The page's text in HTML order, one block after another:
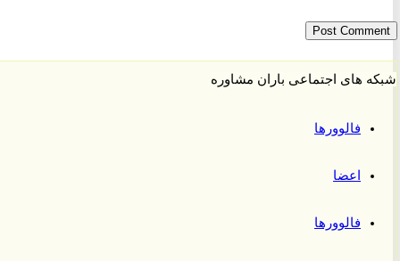
های اجتماعی باران مشاوره
فالوورها
اعضا
فالوورها